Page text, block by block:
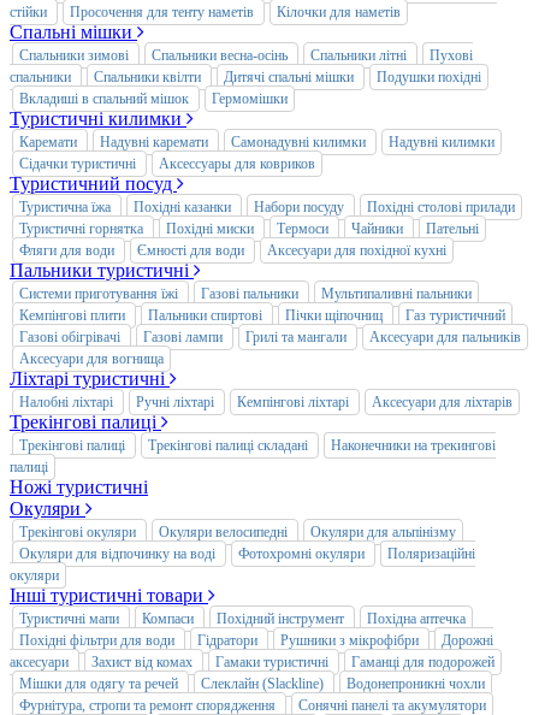
стійки
Просочення для тенту наметів Кілочки для наметів
Спальні мішки
Спальники зимові Спальники весна-осінь Спальники літні
Пухові
спальники
Спальники квілти Дитячі спальні мішки
Подушки похідні
Вкладиші в спальний мішок
Гермомішки
Туристичні килимки
Каремати Надувні каремати Самонадувні килимки
Надувні килимки
Сідачки туристичні
Аксессуары для ковриков
Туристичний посуд
Туристична їжа Похідні казанки Набори посуду
Похідні столові прилади
Туристичні горнятка
Похідні миски Термоси Чайники
Пательні
Фляги для води
Ємності для води Аксесуари для похідної кухні
Пальники туристичні
Системи приготування їжі Газові пальники
Мультипаливні пальники
Кемпінгові плити
Пальники спиртові Пічки щіпочниц
Газ туристичний
Газові обігрівачі
Газові лампи Грилі та мангали
Аксесуари для пальників
Аксесуари для вогнища
Ліхтарі туристичні
Налобні ліхтарі Ручні ліхтарі Кемпінгові ліхтарі Аксесуари для ліхтарів
Трекінгові палиці
Трекінгові палиці Трекінгові палиці складані
Наконечники на трекингові
палиці
Ножі туристичні
Окуляри
Трекінгові окуляри Окуляри велосипедні
Окуляри для альпінізму
Окуляри для відпочинку на воді
Фотохромні окуляри
Поляризаційні
окуляри
Інші туристичні товари
Туристичні мапи Компаси Похідний інструмент
Похідна аптечка
Похідні фільтри для води
Гідратори Рушники з мікрофібри
Дорожні
аксесуари
Захист від комах Гамаки туристичні
Гаманці для подорожей
Мішки для одягу та речей
Слеклайн (Slackline)
Водонепроникні чохли
Фурнітура, стропи та ремонт спорядження
Сонячні панелі та акумулятори